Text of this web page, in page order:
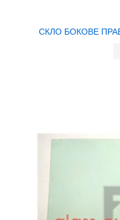
СКЛО БОКОВЕ